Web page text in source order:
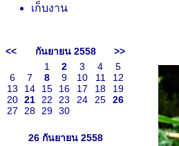
เก็บงาน
<< กันยายน 2558
>>
1
2 3 4
5
6
7 8 9 10 11
12
13
14 15 16 17 18
19
20 21 22 23 24 25
26
27
28 29 30
26 กันยายน 2558